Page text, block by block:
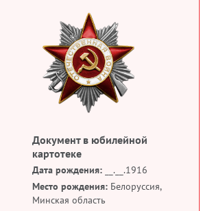
Документ в юбилейной
картотеке
Дата рождения: __.__.1916
Место рождения: Белоруссия,
Минская область